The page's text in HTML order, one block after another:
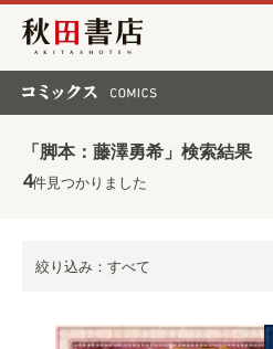
秋田書店
「脚本：藤澤勇希」検索結果
4件見つかりました
絞り込み：すべて